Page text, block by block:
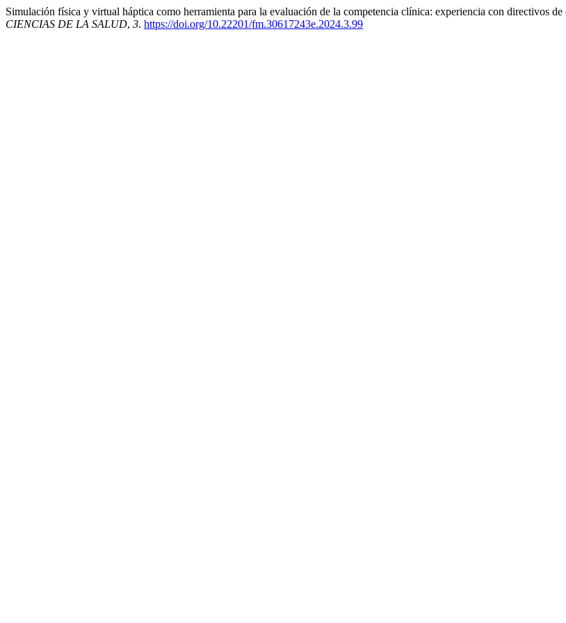
Simulación física y virtual háptica como herramienta para la evaluación de la competencia clínica: experiencia con directivos
CIENCIAS DE LA SALUD, 3. https://doi.org/10.22201/fm.30617243e.2024.3.99